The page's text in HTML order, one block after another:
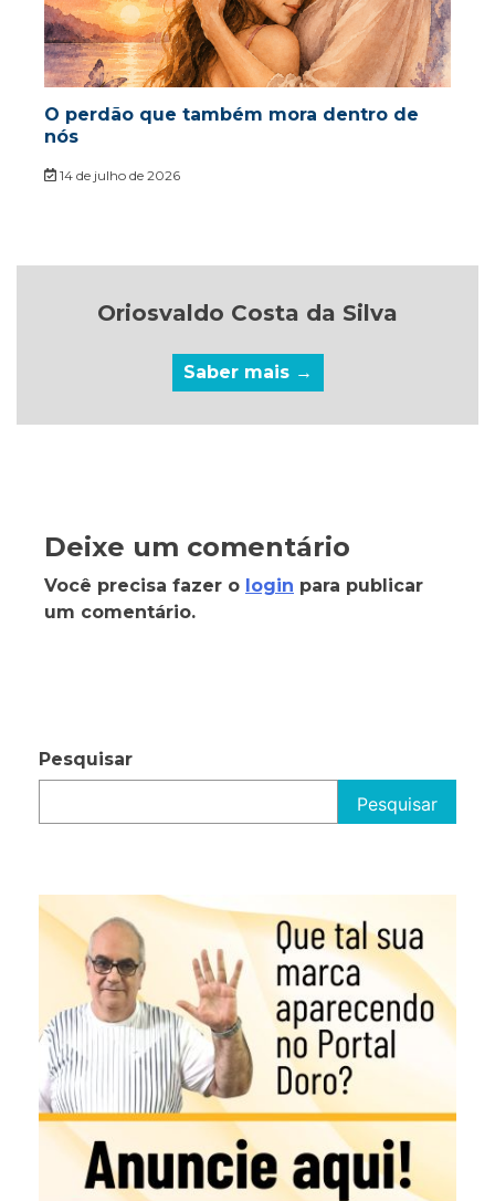
O perdão que também mora dentro de
nós
14 de julho de 2026
Oriosvaldo Costa da Silva
Saber mais →
Deixe um comentário
Você precisa fazer o login para publicar
um comentário.
Pesquisar
Pesquisar